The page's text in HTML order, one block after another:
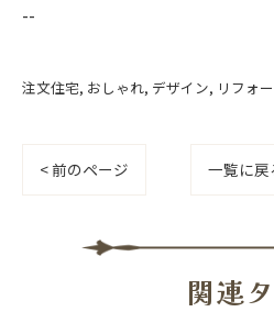
--
注文住宅 おしゃれ デザイン リフォ
< 前のページ 一覧に戻
関連